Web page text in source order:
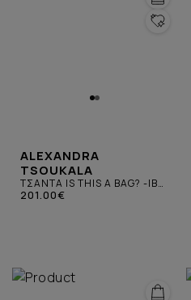
ALEXANDRA
TSOUKALA
ΤΣΑΝΤΑ IS THIS A BAG? -IB-
ΜΠΟΡΝΤΟ
201.00€